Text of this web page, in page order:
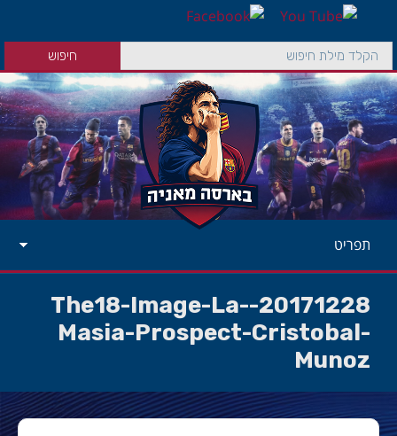
תפריט
20171228-The18-Image-La-
Masia-Prospect-Cristobal-
Munoz